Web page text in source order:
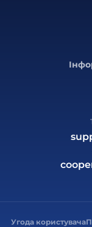
Угода користувача